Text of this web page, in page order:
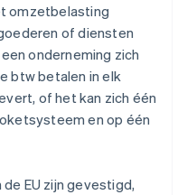
omzetbelasting
of diensten
onderneming zich
btw betalen in elk
of het kan zich één
en op één
EU zijn gevestigd,